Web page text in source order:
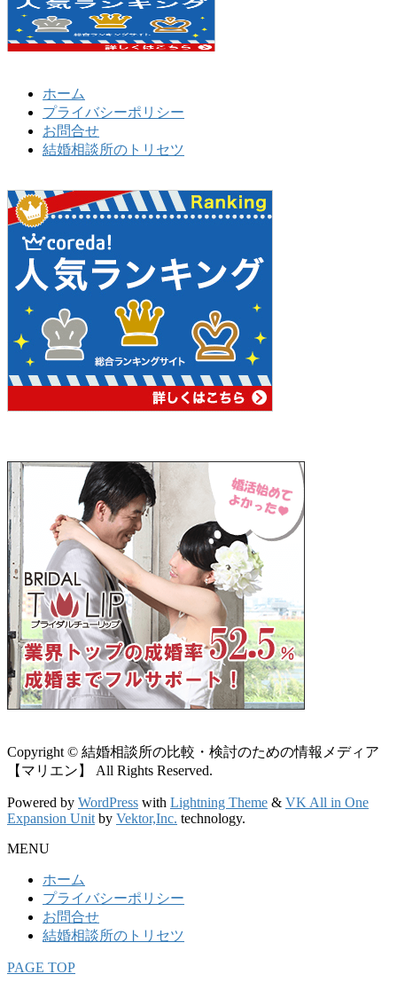
ホーム
プライバシーポリシー
お問合せ
結婚相談所のトリセツ
Copyright © 結婚相談所の比較・検討のための情報メディア
【マリエン】 All Rights Reserved.
Powered by WordPress with Lightning Theme & VK All in One
Expansion Unit by Vektor,Inc. technology.
MENU
ホーム
プライバシーポリシー
お問合せ
結婚相談所のトリセツ
PAGE TOP